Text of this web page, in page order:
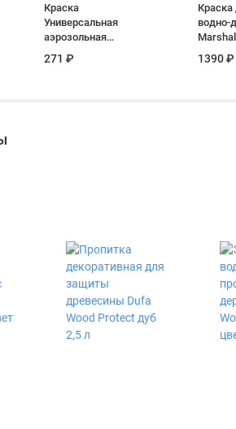
Краска
Универсальная
аэрозольная
Professional Art of the
271 ₽
Краска
водно-
1390 ₽